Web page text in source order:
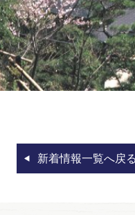
新着情報一覧へ戻る